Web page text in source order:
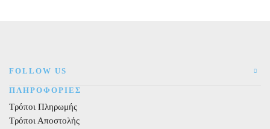
FOLLOW US
ΠΛΗΡΟΦΟΡΙΕΣ
Τρόποι Πληρωμής
Τρόποι Αποστολής